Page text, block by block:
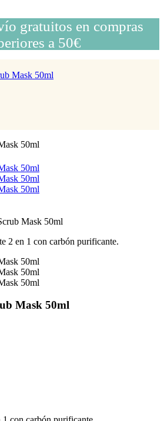
gratuitos en compras
a 50€
Mask 50ml
2 en 1 con carbón purificante.
Mask 50ml